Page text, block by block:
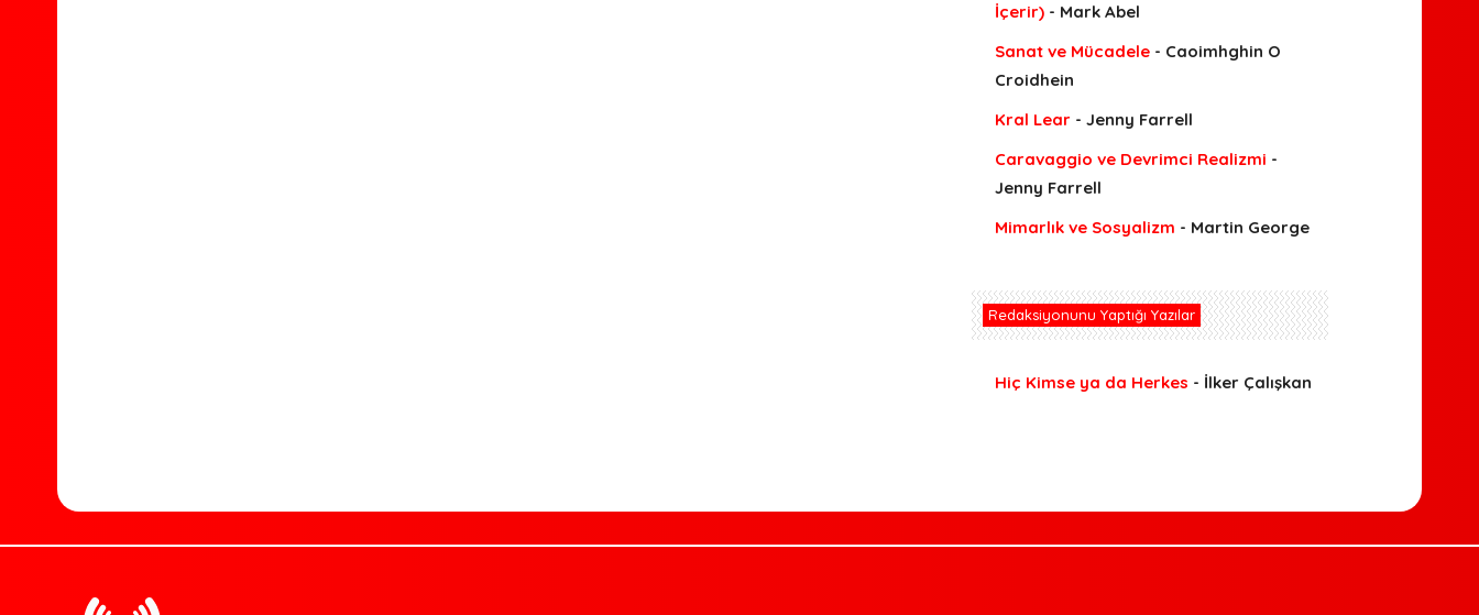
İçerir)- Mark Abel
Sanat ve Mücadele- Caoimhghin O
Croidhein
Kral Lear- Jenny Farrell
Caravaggio ve Devrimci Realizmi -
Jenny Farrell
Mimarlık ve Sosyalizm - Martin George
Redaksiyonunu Yaptığı Yazılar
Hiç Kimse ya da Herkes - İlker Çalışkan